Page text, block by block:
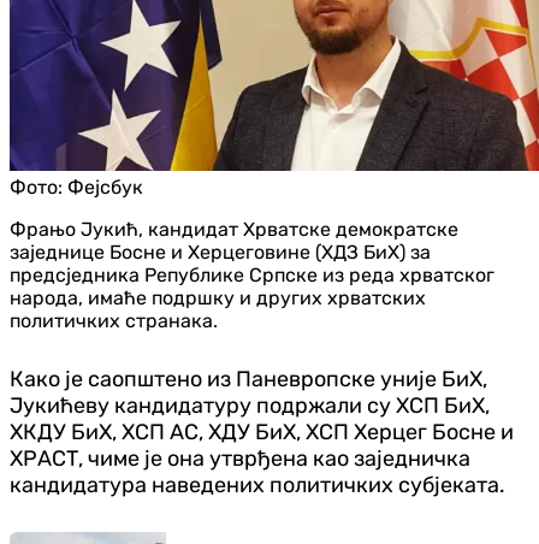
Фото: Фејсбук
Фрањо Јукић, кандидат Хрватске демократске
заједнице Босне и Херцеговине (ХДЗ БиХ) за
предсједника Републике Српске из реда хрватског
народа, имаће подршку и других хрватских
политичких странака.
Како је саопштено из Паневропске уније БиХ,
Јукићеву кандидатуру подржали су ХСП БиХ,
ХКДУ БиХ, ХСП АС, ХДУ БиХ, ХСП Херцег Босне и
ХРАСТ, чиме је она утврђена као заједничка
кандидатура наведених политичких субјеката.